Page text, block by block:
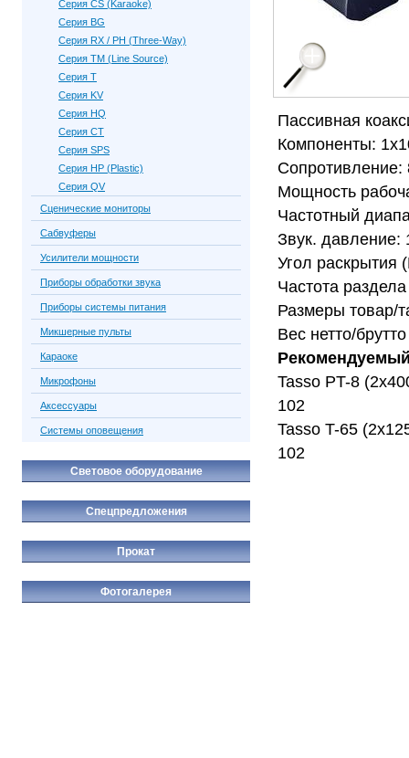
Пассивная
Компоненты:
Мощность
Частотный
Звук. давление:
Угол раскрытия
Частота
Размеры товар/
Вес нетто/
Tasso PT-8
102
Tasso T-65
102
Серия CS (Karaoke)
Серия BG
Серия RX / PH (Three-Way)
Серия TM (Line Source)
Серия Т
Серия KV
Серия HQ
Серия CT
Серия SPS
Серия HP (Plastic)
Серия QV
Сценические мониторы
Сабвуферы
Усилители мощности
Приборы обработки звука
Приборы системы питания
Микшерные пульты
Караоке
Микрофоны
Аксессуары
Системы оповещения
Световое оборудование
Спецпредложения
Прокат
Фотогалерея